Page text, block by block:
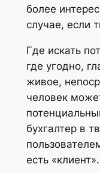
более
случае, если
Где искать
где угодно,
живое,
человек
бухгалтер в
есть «клиент».